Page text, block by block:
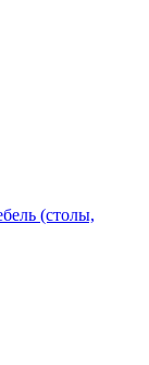
(столы,